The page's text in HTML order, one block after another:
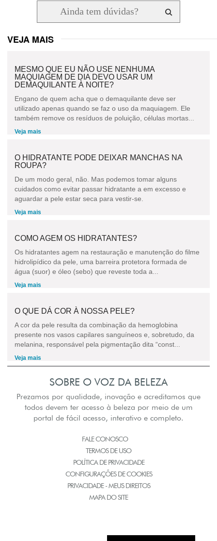
VEJA MAIS
MESMO QUE EU NÃO USE NENHUMA
MAQUIAGEM DE DIA DEVO USAR UM
DEMAQUILANTE À NOITE?
Engano de quem acha que o demaquilante deve ser
utilizado apenas quando se faz o uso da maquiagem. Ele
também remove os resíduos de poluição, células mortas...
Veja mais
O HIDRATANTE PODE DEIXAR MANCHAS NA
ROUPA?
De um modo geral, não. Mas podemos tomar alguns
cuidados como evitar passar hidratante a em excesso e
aguardar a pele estar seca para vestir-se.
Veja mais
COMO AGEM OS HIDRATANTES?
Os hidratantes agem na restauração e manutenção do filme
hidrolipídico da pele, uma barreira protetora formada de
água (suor) e óleo (sebo) que reveste toda a...
Veja mais
O QUE DÁ COR À NOSSA PELE?
A cor da pele resulta da combinação da hemoglobina
presente nos vasos capilares sanguíneos e, sobretudo, da
melanina, responsável pela pigmentação dita “const...
Veja mais
SOBRE O VOZ DA BELEZA
Prezamos por qualidade, inovação e acreditamos que
todos devem ter acesso à beleza por meio de um
portal de fácil acesso, interativo e completo.
FALE CONOSCO
TERMOS DE USO
POLÍTICA DE PRIVACIDADE
CONFIGURAÇÕES DE COOKIES
PRIVACIDADE - MEUS DIREITOS
MAPA DO SITE